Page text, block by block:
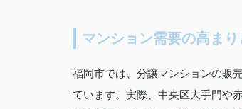
マンション需要の高ま
福岡市では、分譲マンションの販
ています。実際、中央区大手門や